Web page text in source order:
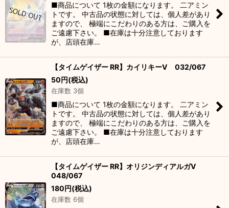
■商品について 1枚の金額になります。 二アミン
トです。 中古品の状態に対しては、個人差があり
ますので、 極端にこだわりのある方は、ご購入を
ご遠慮下さい。 ■在庫は十分注意しております
が、店頭在庫…
【タイムゲイザー RR】カイリキーV 032/067
50円(税込)
在庫数 3個
■商品について 1枚の金額になります。 二アミン
トです。 中古品の状態に対しては、個人差があり
ますので、 極端にこだわりのある方は、ご購入を
ご遠慮下さい。 ■在庫は十分注意しております
が、店頭在庫…
【タイムゲイザー RR】オリジンディアルガV
048/067
180円(税込)
在庫数 6個